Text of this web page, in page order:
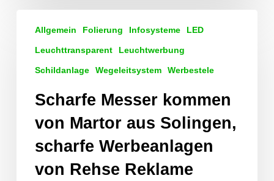
Messer
kommen
scharfe
Werbeanlagen
Rehse
Allgemein Folierung Infosysteme LED
Leuchttransparent Leuchtwerbung
Schildanlage Wegeleitsystem Werbestele
Scharfe Messer kommen
von Martor aus Solingen,
scharfe Werbeanlagen
von Rehse Reklame